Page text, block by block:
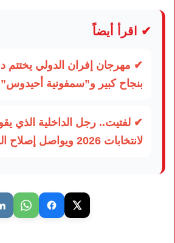
✔ اقرأ أيضاً
✔ مهرجان إفران الدولي يختتم
بنجاح كبير و”سمفونية
✔ لفتيت.. رجل الداخلية الذي
لانتخابات 2026 ويواصل إصلاح الوزارة